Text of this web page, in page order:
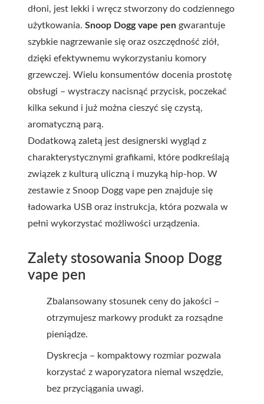
dłoni, jest lekki i wręcz stworzony do codziennego
użytkowania. Snoop Dogg vape pen gwarantuje
szybkie nagrzewanie się oraz oszczędność ziół,
dzięki efektywnemu wykorzystaniu komory
grzewczej. Wielu konsumentów docenia prostotę
obsługi – wystraczy nacisnąć przycisk, poczekać
kilka sekund i już można cieszyć się czystą,
aromatyczną parą.
Dodatkową zaletą jest designerski wygląd z
charakterystycznymi grafikami, które podkreślają
związek z kulturą uliczną i muzyką hip-hop. W
zestawie z Snoop Dogg vape pen znajduje się
ładowarka USB oraz instrukcja, która pozwala w
pełni wykorzystać możliwości urządzenia.
Zalety stosowania Snoop Dogg
vape pen
Zbalansowany stosunek ceny do jakości –
otrzymujesz markowy produkt za rozsądne
pieniądze.
Dyskrecja – kompaktowy rozmiar pozwala
korzystać z waporyzatora niemal wszędzie,
bez przyciągania uwagi.